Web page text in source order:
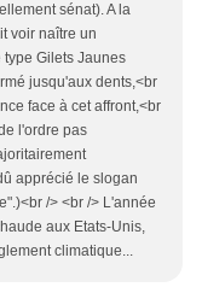
sénat). A la
voir naître un
Gilets Jaunes
jusqu'aux dents,<br
face à cet affront,<br
l'ordre pas
apprécié le slogan
/> <br /> L'année
aux Etats-Unis,
climatique...